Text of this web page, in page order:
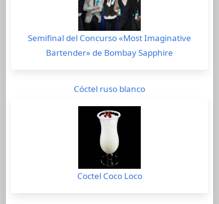
Semifinal del Concurso «Most Imaginative
Bartender» de Bombay Sapphire
Cóctel ruso blanco
Coctel Coco Loco